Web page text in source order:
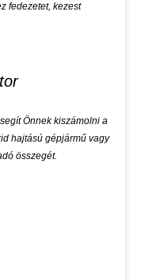
fedezetet, kezest
Önnek kiszámolni a
hajtású gépjármű vagy
összegét.